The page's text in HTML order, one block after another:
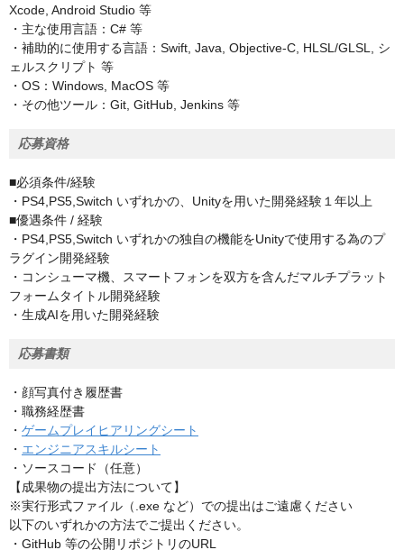
Xcode, Android Studio 等
・主な使用言語：C# 等
・補助的に使用する言語：Swift, Java, Objective-C, HLSL/GLSL, シ
ェルスクリプト 等
・OS：Windows, MacOS 等
・その他ツール：Git, GitHub, Jenkins 等
応募資格
■必須条件/経験
・PS4,PS5,Switch いずれかの、Unityを用いた開発経験１年以上
■優遇条件 / 経験
・PS4,PS5,Switch いずれかの独自の機能をUnityで使用する為のプ
ラグイン開発経験
・コンシューマ機、スマートフォンを双方を含んだマルチプラット
フォームタイトル開発経験
・生成AIを用いた開発経験
応募書類
・顔写真付き履歴書
・職務経歴書
・ ゲームプレイヒアリングシート
・ エンジニアスキルシート
・ソースコード（任意）
【成果物の提出方法について】
※実行形式ファイル（.exe など）での提出はご遠慮ください
以下のいずれかの方法でご提出ください。
・GitHub 等の公開リポジトリのURL